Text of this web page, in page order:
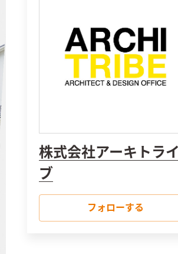
株式会社アーキトライ
ブ
フォローする